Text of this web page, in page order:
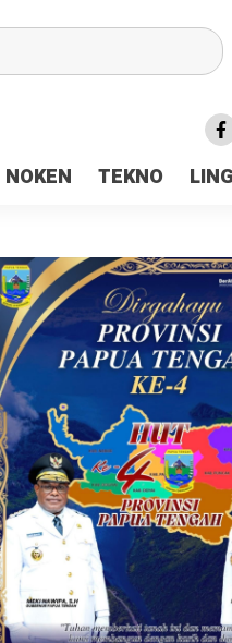
NOKEN TEKNO
Ceria Tanah Papua
Daerah Rp23 Miliar Disorot